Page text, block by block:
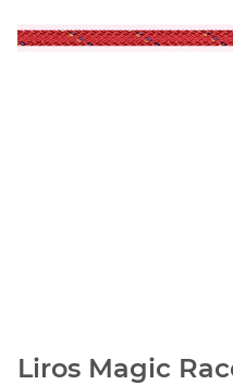
Liros Magic